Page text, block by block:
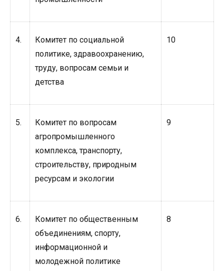
4.
Комитет по социальной
политике, здравоохранению,
труду, вопросам семьи и
детства
10
5.
Комитет по вопросам
агропромышленного
комплекса, транспорту,
строительству, природным
ресурсам и экологии
9
6.
Комитет по общественным
объединениям, спорту,
информационной и
молодежной политике
8